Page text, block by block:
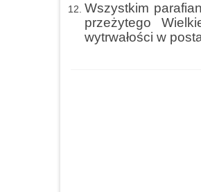
Wszystkim
przeżytego
wytrwałości w